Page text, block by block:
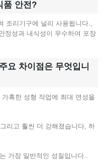
품 안전?
조리기구에 널리 사용됩니다.,
정성과 내식성이 우수하여 포장
요 차이점은 무엇입니
혹한 성형 작업에 최대 연성을
리고 훨씬 더 강해졌습니다, 하
가장 일반적인 성질입니다..